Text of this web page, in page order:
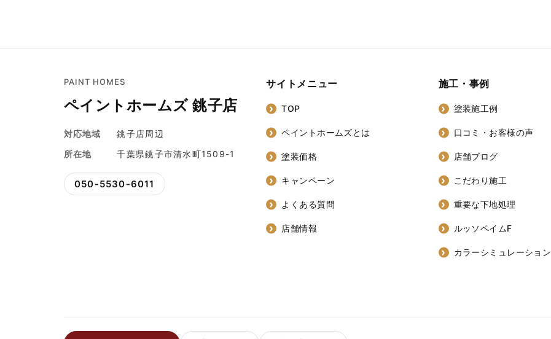
PAINT HOMES
ペイントホームズ 銚子店
対応地域
銚子店周辺
所在地
千葉県銚子市清水町1509-1
050-5530-6011
サイトメニュー
TOP
ペイントホームズとは
塗装価格
キャンペーン
よくある質問
店舗情報
施工・事例
塗装施工例
口コミ・お客様の声
店舗ブログ
こだわり施工
重要な下地処理
ルッソペイムF
カラーシミュレーション